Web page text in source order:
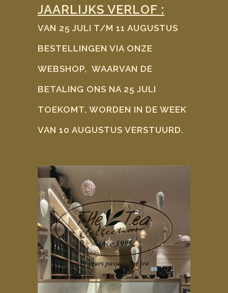
JAARLIJKS VERLOF :
VAN 25 JULI T/M 11 AUGUSTUS
BESTELLINGEN VIA ONZE
WEBSHOP, WAARVAN DE
BETALING ONS NA 25 JULI
TOEKOMT, WORDEN IN DE WEEK
VAN 10 AUGUSTUS VERSTUURD.